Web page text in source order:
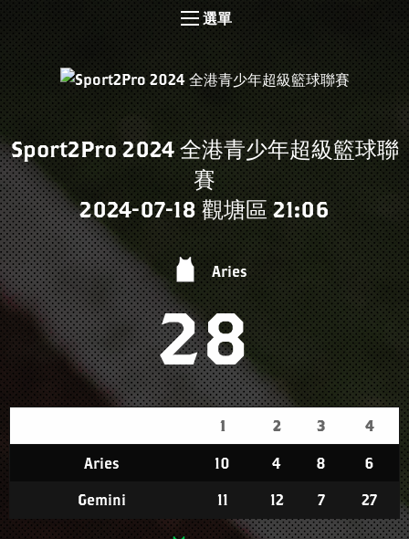
選單
Sport2Pro 2024 全港青少年超級籃球聯
賽
2024-07-18 觀塘區 21:06
Aries
28
1 2 3 4
Aries 10 4 8 6
Gemini 11 12 7 27